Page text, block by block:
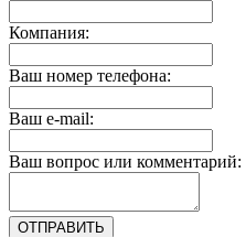
Компания:
Ваш номер телефона:
Ваш e-mail:
Ваш вопрос или комментарий: